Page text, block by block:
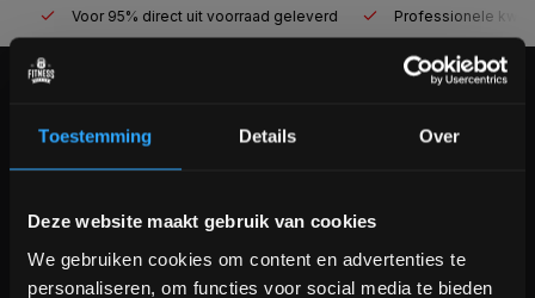
Toestemming Details Over
Deze website maakt gebruik van cookies
We gebruiken cookies om content en advertenties te
personaliseren, om functies voor social media te bieden
Voor 95% direct uit voorraad geleverd Professionele
Veelgestelde vragen
+31 (0)24 645 1309
Bam! 5% korting op je volgende